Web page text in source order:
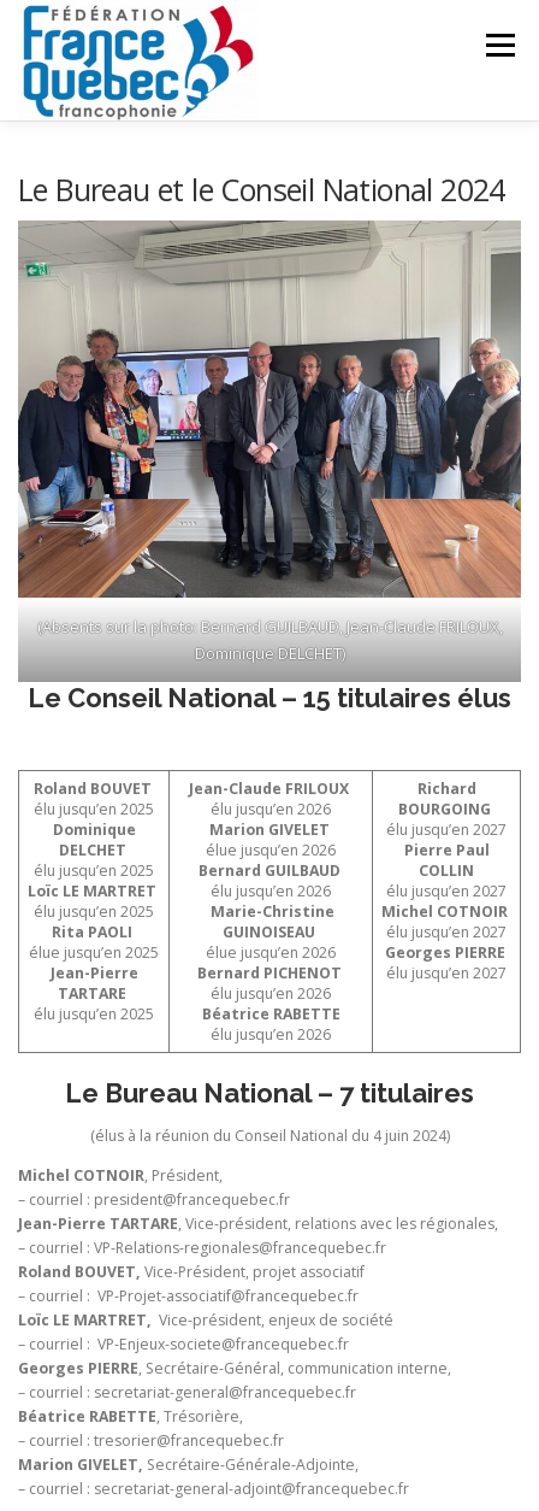
Aller
contenu
Menu
ACTUALITÉS CONGRÈS COMMUN CONTACT
INTRANET
Le Bureau et le Conseil National 2024
(Absents sur la photo: Bernard GUILBAUD, Jean-Claude FRILOUX,
Dominique DELCHET)
Le Conseil National – 15 titulaires élus
Roland BOUVET
élu jusqu’en 2025
Dominique
DELCHET
élu jusqu’en 2025
Loïc LE MARTRET
élu jusqu’en 2025
Rita PAOLI
élue jusqu’en 2025
Jean-Pierre
TARTARE
élu jusqu’en 2025
Jean-Claude FRILOUX
élu jusqu’en 2026
Marion GIVELET
élue jusqu’en 2026
Bernard GUILBAUD
élu jusqu’en 2026
Marie-Christine
GUINOISEAU
élue jusqu’en 2026
Bernard PICHENOT
élu jusqu’en 2026
Béatrice RABETTE
élu jusqu’en 2026
Richard
BOURGOING
élu jusqu’en 2027
Pierre Paul
COLLIN
élu jusqu’en 2027
Michel COTNOIR
élu jusqu’en 2027
Georges PIERRE
élu jusqu’en 2027
Le Bureau National – 7 titulaires
(élus à la réunion du Conseil National du 4 juin 2024)
Michel COTNOIR, Président,
– courriel : president@francequebec.fr
Jean-Pierre TARTARE, Vice-président, relations avec les régionales,
– courriel : VP-Relations-regionales@francequebec.fr
Roland BOUVET, Vice-Président, projet associatif
– courriel : VP-Projet-associatif@francequebec.fr
Loïc LE MARTRET, Vice-président, enjeux de société
– courriel : VP-Enjeux-societe@francequebec.fr
Georges PIERRE, Secrétaire-Général, communication interne,
– courriel : secretariat-general@francequebec.fr
Béatrice RABETTE, Trésorière,
– courriel : tresorier@francequebec.fr
Marion GIVELET, Secrétaire-Générale-Adjointe,
– courriel : secretariat-general-adjoint@francequebec.fr